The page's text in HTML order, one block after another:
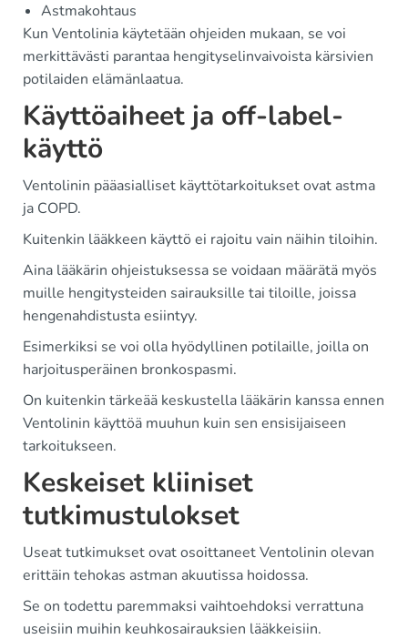
Astmakohtaus
Kun Ventolinia käytetään ohjeiden mukaan, se voi
merkittävästi parantaa hengityselinvaivoista kärsivien
potilaiden elämänlaatua.
Käyttöaiheet ja off-label-
käyttö
Ventolinin pääasialliset käyttötarkoitukset ovat astma
ja COPD.
Kuitenkin lääkkeen käyttö ei rajoitu vain näihin tiloihin.
Aina lääkärin ohjeistuksessa se voidaan määrätä myös
muille hengitysteiden sairauksille tai tiloille, joissa
hengenahdistusta esiintyy.
Esimerkiksi se voi olla hyödyllinen potilaille, joilla on
harjoitusperäinen bronkospasmi.
On kuitenkin tärkeää keskustella lääkärin kanssa ennen
Ventolinin käyttöä muuhun kuin sen ensisijaiseen
tarkoitukseen.
Keskeiset kliiniset
tutkimustulokset
Useat tutkimukset ovat osoittaneet Ventolinin olevan
erittäin tehokas astman akuutissa hoidossa.
Se on todettu paremmaksi vaihtoehdoksi verrattuna
useisiin muihin keuhkosairauksien lääkkeisiin.